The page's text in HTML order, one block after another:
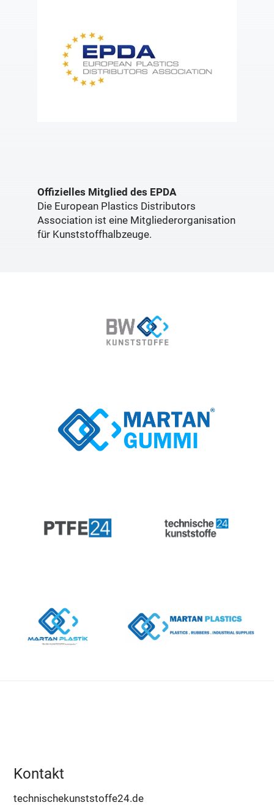
Offizielles Mitglied des EPDA
Die European Plastics Distributors
Association ist eine Mitgliederorganisation
für Kunststoffhalbzeuge.
Kontakt
technischekunststoffe24.de